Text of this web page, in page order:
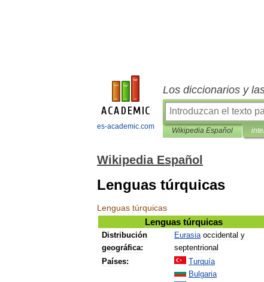
es-academic.com
Los diccionarios y
Wikipedia Español
Wikipedia Español
Lenguas túrquicas
Lenguas túrquicas
Lenguas túrquicas
Distribución
geográfica:
Eurasia occidental y
septentrional
Países:
Turquía
Bulgaria